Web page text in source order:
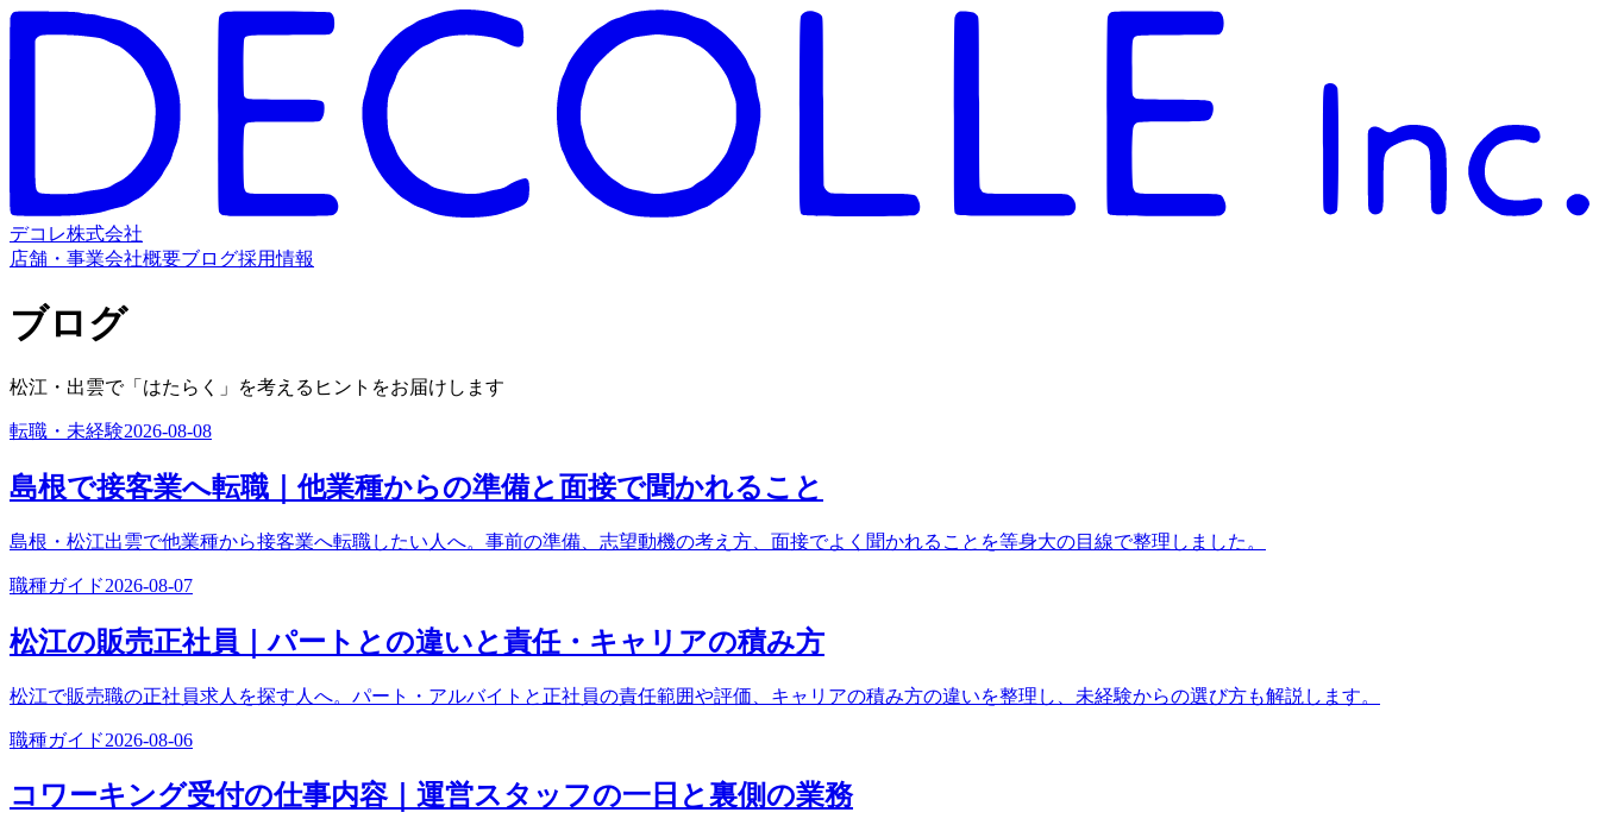
デコレ株式会社
店舗・事業会社概要ブログ採用情報
ブログ
松江・出雲で「はたらく」を考えるヒントをお届けします
転職・未経験2026-08-08
島根で接客業へ転職｜他業種からの準備と面接で聞かれること
島根・松江出雲で他業種から接客業へ転職したい人へ。事前の準備、志望動機の考え方、面接でよく聞かれることを等身大の目線で整理しました。
職種ガイド2026-08-07
松江の販売正社員｜パートとの違いと責任・キャリアの積み方
松江で販売職の正社員求人を探す人へ。パート・アルバイトと正社員の責任範囲や評価、キャリアの積み方の違いを整理し、未経験からの選び方も解説します。
職種ガイド2026-08-06
コワーキング受付の仕事内容｜運営スタッフの一日と裏側の業務